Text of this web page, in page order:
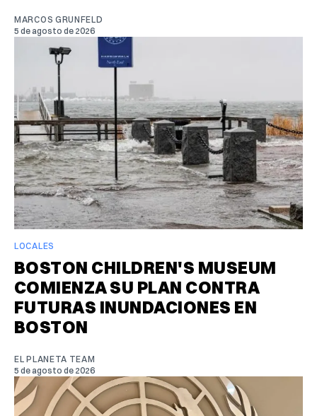
MARCOS GRUNFELD
5 de agosto de 2026
LOCALES
BOSTON CHILDREN'S MUSEUM
COMIENZA SU PLAN CONTRA
FUTURAS INUNDACIONES EN
BOSTON
EL PLANETA TEAM
5 de agosto de 2026